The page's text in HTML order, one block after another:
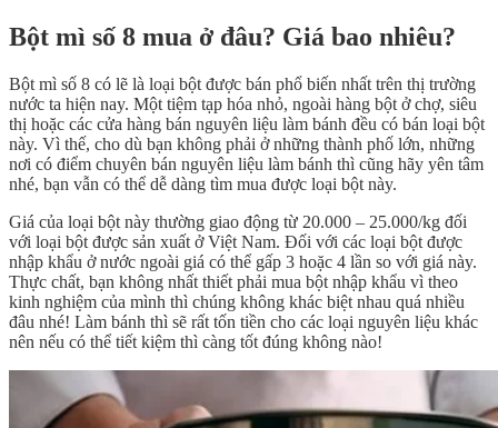
Bột mì số 8 mua ở đâu? Giá bao nhiêu?
Bột mì số 8 có lẽ là loại bột được bán phổ biến nhất trên thị trường
nước ta hiện nay. Một tiệm tạp hóa nhỏ, ngoài hàng bột ở chợ, siêu
thị hoặc các cửa hàng bán nguyên liệu làm bánh đều có bán loại bột
này. Vì thế, cho dù bạn không phải ở những thành phố lớn, những
nơi có điểm chuyên bán nguyên liệu làm bánh thì cũng hãy yên tâm
nhé, bạn vẫn có thể dễ dàng tìm mua được loại bột này.
Giá của loại bột này thường giao động từ 20.000 – 25.000/kg đối
với loại bột được sản xuất ở Việt Nam. Đối với các loại bột được
nhập khẩu ở nước ngoài giá có thể gấp 3 hoặc 4 lần so với giá này.
Thực chất, bạn không nhất thiết phải mua bột nhập khẩu vì theo
kinh nghiệm của mình thì chúng không khác biệt nhau quá nhiều
đâu nhé! Làm bánh thì sẽ rất tốn tiền cho các loại nguyên liệu khác
nên nếu có thể tiết kiệm thì càng tốt đúng không nào!